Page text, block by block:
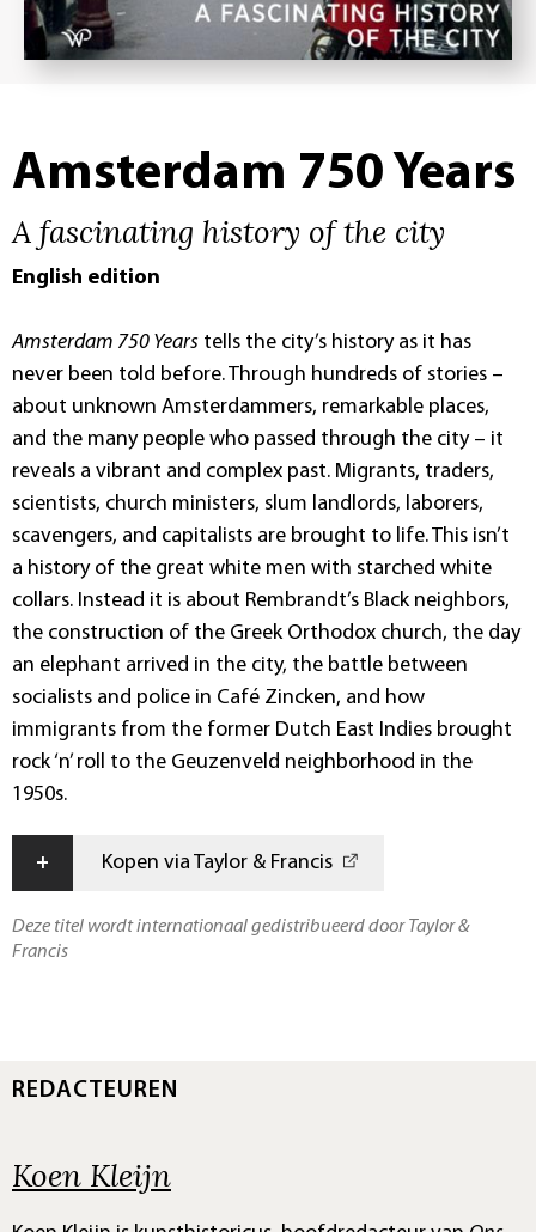
Amsterdam 750 Years
A fascinating history of the city
English edition
Amsterdam 750 Years tells the city’s history as it has
never been told before. Through hundreds of stories –
about unknown Amsterdammers, remarkable places,
and the many people who passed through the city – it
reveals a vibrant and complex past. Migrants, traders,
scientists, church ministers, slum landlords, laborers,
scavengers, and capitalists are brought to life. This isn’t
a history of the great white men with starched white
collars. Instead it is about Rembrandt’s Black neighbors,
the construction of the Greek Orthodox church, the day
an elephant arrived in the city, the battle between
socialists and police in Café Zincken, and how
immigrants from the former Dutch East Indies brought
rock ‘n’ roll to the Geuzenveld neighborhood in the
1950s.
+ Kopen via Taylor & Francis
Deze titel wordt internationaal gedistribueerd door Taylor &
Francis
REDACTEUREN
Koen Kleijn